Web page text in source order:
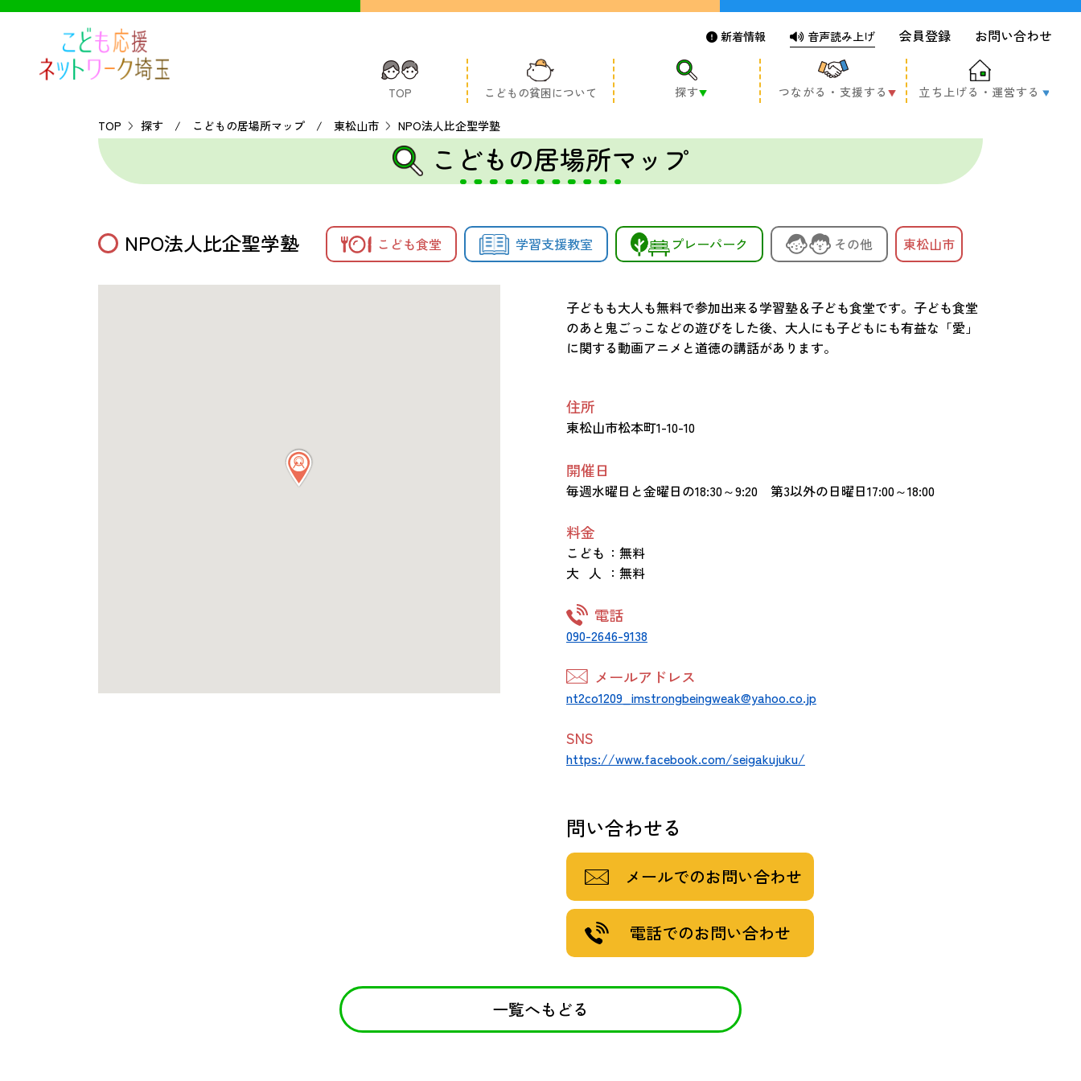
新着情報 音声読み上げ 会員登録 お問い合わせ
TOP こどもの貧困について 探す つながる・支援する 立ち上げる・運営する
TOP 探す / こどもの居場所マップ / 東松山市 NPO法人比企聖学塾
こどもの居場所マップ
NPO法人比企聖学塾 こども食堂 学習支援教室 プレーパーク その他 東松山市
子どもも大人も無料で参加出来る学習塾＆子ども食堂です。子ども食堂
のあと鬼ごっこなどの遊びをした後、大人にも子どもにも有益な「愛」
に関する動画アニメと道徳の講話があります。
住所
東松山市松本町1-10-10
開催日
毎週水曜日と金曜日の18:30～9:20 第3以外の日曜日17:00～18:00
料金
こども ：無料
大 人 ：無料
電話
090-2646-9138
メールアドレス
nt2co1209_imstrongbeingweak@yahoo.co.jp
SNS
https://www.facebook.com/seigakujuku/
問い合わせる
メールでのお問い合わせ
電話でのお問い合わせ
一覧へもどる